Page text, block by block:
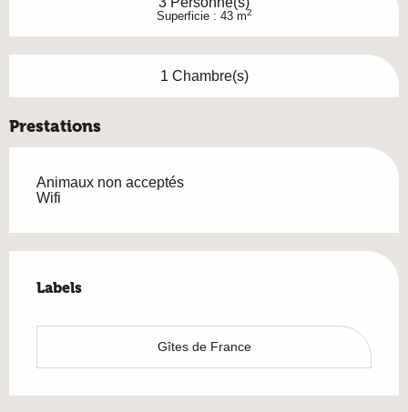
Superficie : 43 m2
1 Chambre(s)
Prestations
Animaux non acceptés
Wifi
Labels
Labels
Gîtes de France